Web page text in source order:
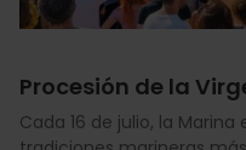
Procesión de la
Cada 16 de julio, la